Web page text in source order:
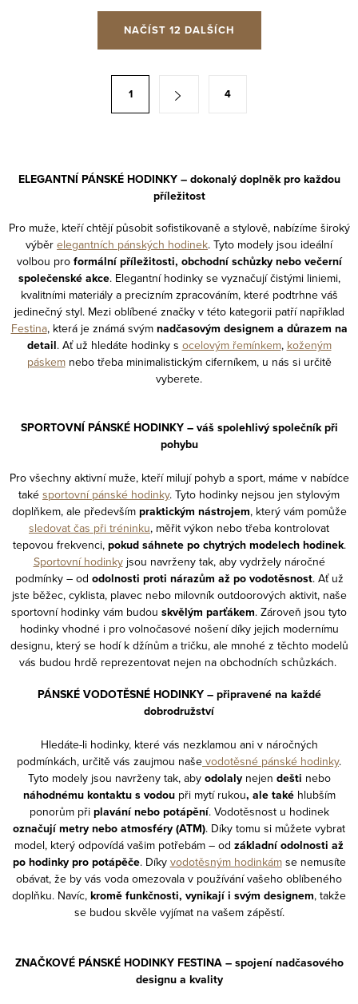
v
ý
p
NAČÍST 12 DALŠÍCH
v
1 4
ELEGANTNÍ PÁNSKÉ HODINKY – dokonalý doplněk pro každou
příležitost
Pro muže, kteří chtějí působit sofistikovaně a stylově, nabízíme široký
výběr elegantních pánských hodinek. Tyto modely jsou ideální
volbou pro formální příležitosti, obchodní schůzky nebo večerní
společenské akce. Elegantní hodinky se vyznačují čistými liniemi,
kvalitními materiály a precizním zpracováním, které podtrhne váš
jedinečný styl. Mezi oblíbené značky v této kategorii patří například
Festina, která je známá svým nadčasovým designem a důrazem na
detail. Ať už hledáte hodinky s ocelovým řemínkem, koženým
páskemnebo třeba minimalistickým ciferníkem, u nás si určitě
vyberete.
SPORTOVNÍ PÁNSKÉ HODINKY – váš spolehlivý společník při
pohybu
Pro všechny aktivní muže, kteří milují pohyb a sport, máme v nabídce
také sportovní pánské hodinky. Tyto hodinky nejsou jen stylovým
doplňkem, ale především praktickým nástrojem, který vám pomůže
sledovat čas při tréninku, měřit výkon nebo třeba kontrolovat
tepovou frekvenci, pokud sáhnete po chytrých modelech hodinek.
Sportovní hodinkyjsou navrženy tak, aby vydržely náročné
podmínky – od odolnosti proti nárazům až po vodotěsnost. Ať už
jste běžec, cyklista, plavec nebo milovník outdoorových aktivit, naše
sportovní hodinky vám budou skvělým parťákem. Zároveň jsou tyto
hodinky vhodné i pro volnočasové nošení díky jejich modernímu
designu, který se hodí k džínům a tričku, ale mnohé z těchto modelů
vás budou hrdě reprezentovat nejen na obchodních schůzkách.
PÁNSKÉ VODOTĚSNÉ HODINKY – připravené na každé
dobrodružství
Hledáte-li hodinky, které vás nezklamou ani v náročných
podmínkách, určitě vás zaujmou naše vodotěsné pánské hodinky.
Tyto modely jsou navrženy tak, aby odolaly nejen dešti nebo
náhodnému kontaktu s vodou při mytí rukou, ale také hlubším
ponorům připlavání nebo potápění. Vodotěsnost u hodinek
označují metry nebo atmosféry (ATM). Díky tomu si můžete vybrat
model, který odpovídá vašim potřebám – od základní odolnosti až
po hodinky pro potápěče. Díky vodotěsným hodinkámse nemusíte
obávat, že by vás voda omezovala v používání vašeho oblíbeného
doplňku. Navíc, kromě funkčnosti, vynikají i svým designem, takže
se budou skvěle vyjímat na vašem zápěstí.
ZNAČKOVÉ PÁNSKÉ HODINKY FESTINA – spojení nadčasového
designu a kvality